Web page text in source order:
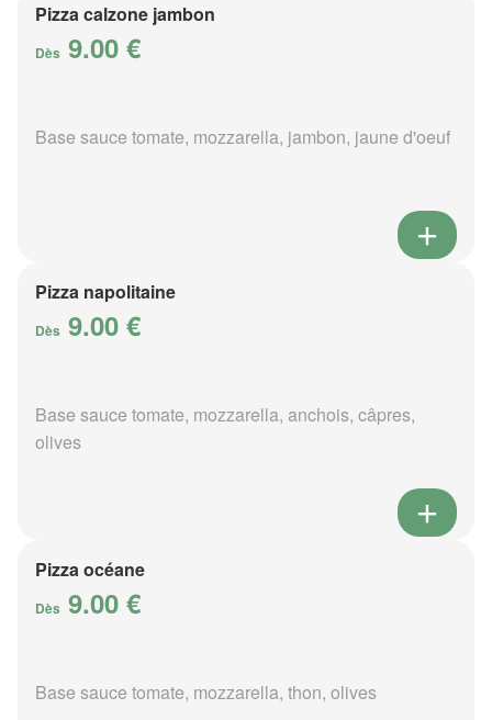
Pizza calzone jambon
Dès 9.00 €
Base sauce tomate, mozzarella, jambon, jaune d'oeuf
Pizza napolitaine
Dès 9.00 €
Base sauce tomate, mozzarella, anchois, câpres,
olives
Pizza océane
Dès 9.00 €
Base sauce tomate, mozzarella, thon, olives